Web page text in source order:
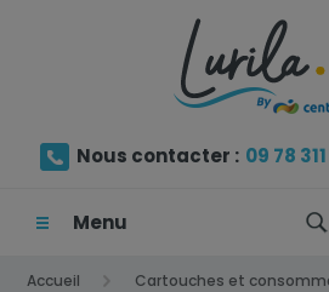
Nous contacter : 09 78 311
Menu
Accueil Cartouches et